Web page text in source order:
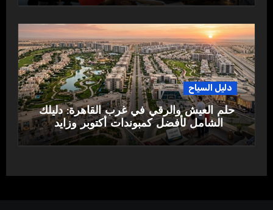
دليل السياح
حلم العيش والرقي في غرب القاهرة: دليلك
الشامل لأفضل كمبوندات أكتوبر وزايد